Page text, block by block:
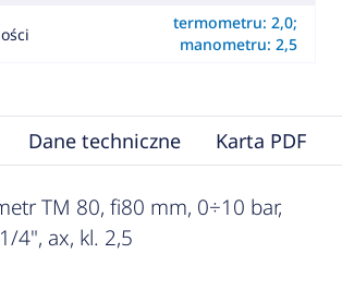
termometru: 2,0;
manometru: 2,5
Dane techniczne Karta PDF
TM 80, fi80 mm, 0÷10 bar,
4", ax, kl. 2,5